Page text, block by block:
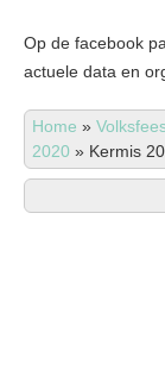
Op de facebook
actuele data en
Home »
2020 » Kermis